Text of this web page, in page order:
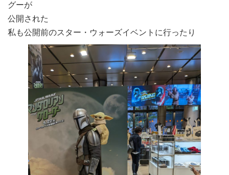
グーが
公開された
私も公開前のスター・ウォーズイベントに行ったり